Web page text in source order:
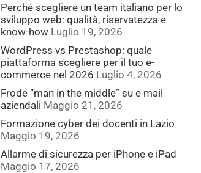
Perché scegliere un team italiano per lo
sviluppo web: qualità, riservatezza e
know-how Luglio 19, 2026
WordPress vs Prestashop: quale
piattaforma scegliere per il tuo e-
commerce nel 2026 Luglio 4, 2026
Frode “man in the middle” su e mail
aziendali Maggio 21, 2026
Formazione cyber dei docenti in Lazio
Maggio 19, 2026
Allarme di sicurezza per iPhone e iPad
Maggio 17, 2026